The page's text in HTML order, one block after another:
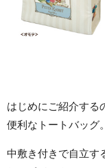
はじめにご紹介する
便利なトートバッグ。
中敷き付きで自立す